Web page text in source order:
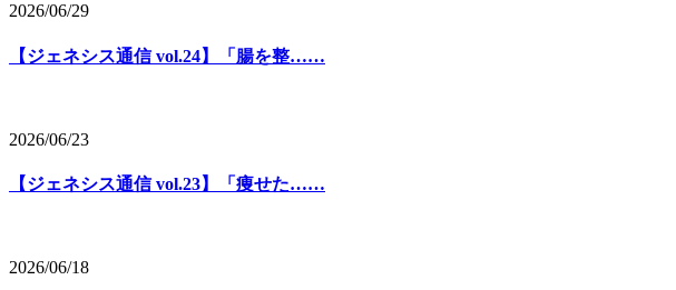
2026/06/29
【ジェネシス通信 vol.24】「腸を整……
2026/06/23
【ジェネシス通信 vol.23】「痩せた……
2026/06/18